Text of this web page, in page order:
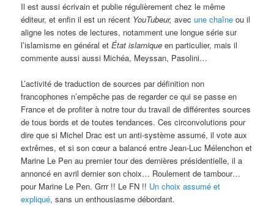
Il est aussi écrivain et publie régulièrement chez le même
éditeur, et enfin il est un récent YouTubeur, avecune chaîne ou il
aligne les notes de lectures, notamment une longue série sur
l’islamisme en général etÉtat islamique en particulier, mais il
commente aussi aussi Michéa, Meyssan, Pasolini…
L’activité de traduction de sources par définition non
francophones n’empêche pas de regarder ce qui se passe en
France et de profiter à notre tour du travail de différentes sources
de tous bords et de toutes tendances. Ces circonvolutions pour
dire que si Michel Drac est un anti-système assumé, il vote aux
extrêmes, et si son cœur a balancé entre Jean-Luc Mélenchon et
Marine Le Pen au premier tour des dernières présidentielle, il a
annoncé en avril dernier son choix… Roulement de tambour…
pour Marine Le Pen. Grrr !! Le FN !! Un choix assumé et
expliqué, sans un enthousiasme débordant.